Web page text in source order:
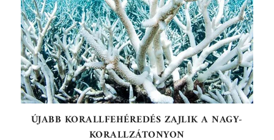
ÚJABB KORALLFEHÉREDÉS ZAJLIK A NAGY-
KORALLZÁTONYON